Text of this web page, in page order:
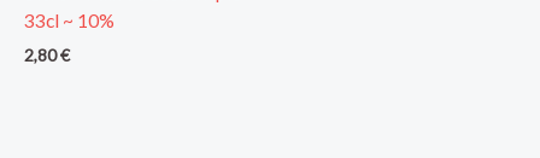
33cl ~ 10%
2,80€